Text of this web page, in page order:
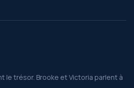
le trésor. Brooke et Victoria parlent à